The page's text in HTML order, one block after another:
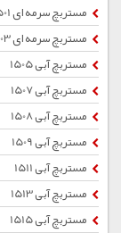
مستربچ سرمه ای 1501
مستربچ سرمه ای 1503
مستربچ آبی 1505
مستربچ آبی 1507
مستربچ آبی 1508
مستربچ آبی 1509
مستربچ آبی 1511
مستربچ آبی 1513
مستربچ آبی 1515